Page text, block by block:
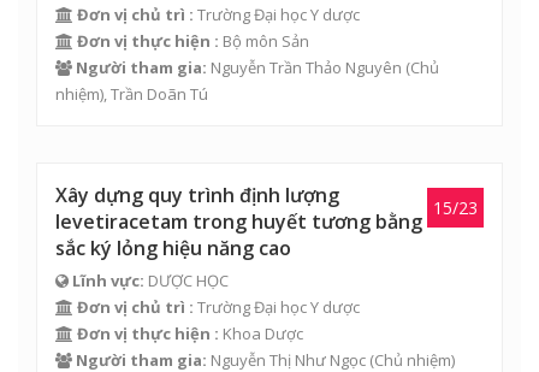
Đơn vị chủ trì : Trường Đại học Y dược
Đơn vị thực hiện : Bộ môn Sản
Người tham gia: Nguyễn Trần Thảo Nguyên (Chủ
nhiệm), Trần Doãn Tú
15/23
Xây dựng quy trình định lượng
levetiracetam trong huyết tương bằng
sắc ký lỏng hiệu năng cao
Lĩnh vực: DƯỢC HỌC
Đơn vị chủ trì : Trường Đại học Y dược
Đơn vị thực hiện : Khoa Dược
Người tham gia: Nguyễn Thị Như Ngọc (Chủ nhiệm)